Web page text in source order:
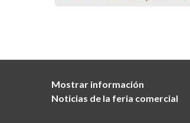
Mostrar información
Noticias de la feria comercial